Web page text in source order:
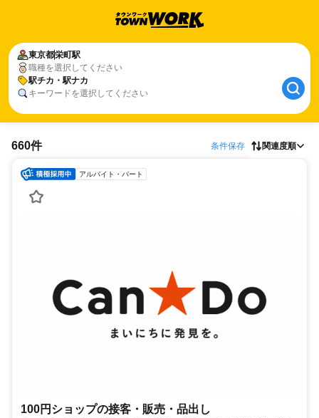
東京都栄町駅
職種を選択してください
駅チカ・駅ナカ
キーワードを選択してください
660件 条件保存 関連度順
アルバイト・パート
100円ショップの接客・販売・品出し